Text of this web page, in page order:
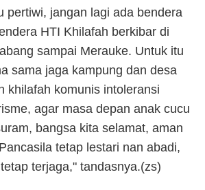
pertiwi, jangan lagi ada bendera
HTI Khilafah berkibar di
sampai Merauke. Untuk itu
sama jaga kampung dan desa
khilafah komunis intoleransi
agar masa depan anak cucu
bangsa kita selamat, aman
tetap lestari nan abadi,
terjaga," tandasnya.(zs)